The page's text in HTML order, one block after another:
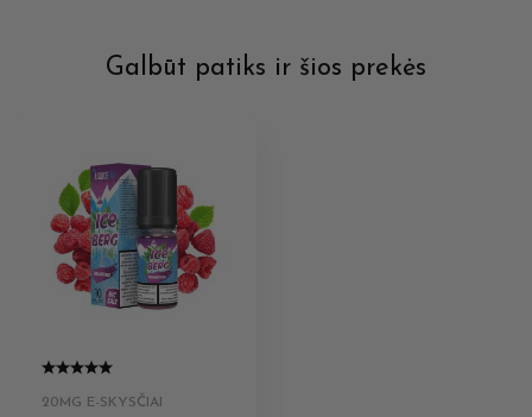
Galbūt patiks ir šios prekės
20MG E-SKYSČIAI